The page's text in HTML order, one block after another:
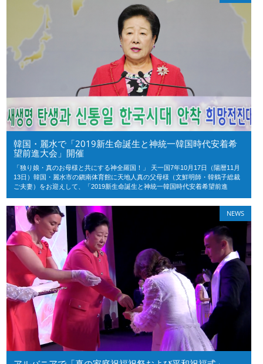
韓国・麗水で「2019新生命誕生と神統一韓国時代安着希
望前進大会」開催
「独り娘・真のお母様と共にする神全羅国！」 天一国7年10月17日（陽暦11月
13日）韓国・麗水市の鎭南体育館に天地人真の父母様（文鮮明師・韓鶴子総裁
ご夫妻）をお迎えして、「2019新生命誕生と神統一韓国時代安着希望前進
NEWS